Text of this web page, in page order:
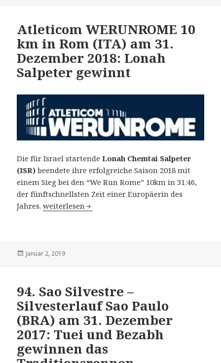
Atleticom WERUNROME 10
km in Rom (ITA) am 31.
Dezember 2018: Lonah
Salpeter gewinnt
Die für Israel startende Lonah Chemtai Salpeter
(ISR)beendete ihre erfolgreiche Saison 2018 mit
einem Sieg bei den “We Run Rome” 10km in 31:46,
der fünftschnellsten Zeit einer Europäerin des
Jahres.Atleticom WERUNROME 10 km in Rom (ITA) am
weiterlesen
Veröffentlicht
Januar 2, 2019
94. Sao Silvestre –
Silvesterlauf Sao Paulo
(BRA) am 31. Dezember
2017: Tuei und Bezabh
gewinnen das